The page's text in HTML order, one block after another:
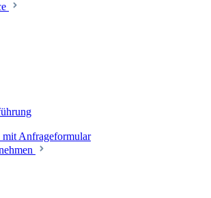
mit Anfrageformular